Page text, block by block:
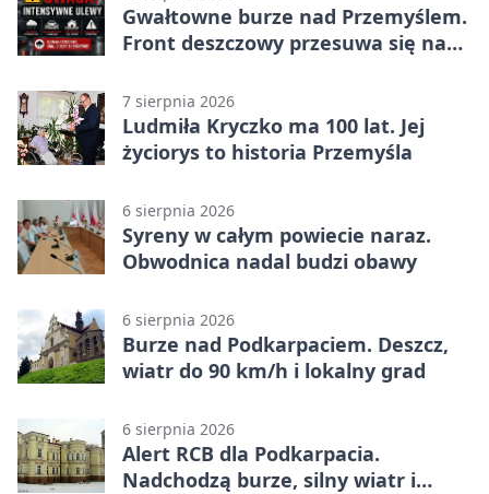
Gwałtowne burze nad Przemyślem.
Front deszczowy przesuwa się na
7 sierpnia 2026
Ludmiła Kryczko ma 100 lat. Jej
życiorys to historia Przemyśla
6 sierpnia 2026
Syreny w całym powiecie naraz.
Obwodnica nadal budzi obawy
6 sierpnia 2026
Burze nad Podkarpaciem. Deszcz,
wiatr do 90 km/h i lokalny grad
6 sierpnia 2026
Alert RCB dla Podkarpacia.
Nadchodzą burze, silny wiatr i